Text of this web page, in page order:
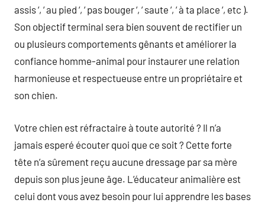
assis ‘, ‘ au pied ‘, ‘ pas bouger ‘, ‘ saute ‘, ‘ à ta place ‘, etc ).
Son objectif terminal sera bien souvent de rectifier un
ou plusieurs comportements gênants et améliorer la
confiance homme-animal pour instaurer une relation
harmonieuse et respectueuse entre un propriétaire et
son chien.
Votre chien est réfractaire à toute autorité ? Il n’a
jamais esperé écouter quoi que ce soit ? Cette forte
tête n’a sûrement reçu aucune dressage par sa mère
depuis son plus jeune âge. L’éducateur animalière est
celui dont vous avez besoin pour lui apprendre les bases